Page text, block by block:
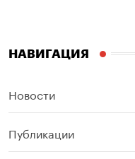
НАВИГАЦИЯ
Новости
Публикации